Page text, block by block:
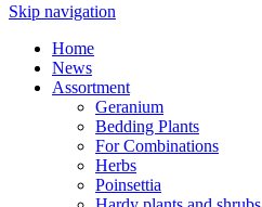
Skip navigation
Home
News
Assortment
Geranium
Bedding Plants
For Combinations
Herbs
Poinsettia